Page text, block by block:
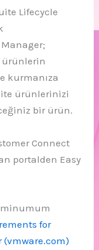
Lifecycle
ürünlerin
kurmanıza
ürünlerinizi
bir ürün.
Connect
portalden Easy
for
(vmware.com)